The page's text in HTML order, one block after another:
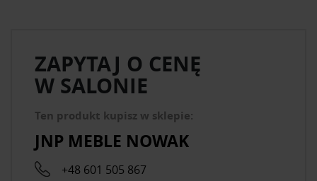
ZAPYTAJ O CENĘ
W SALONIE
Ten produkt kupisz w sklepie:
JNP MEBLE NOWAK
+48 601 505 867